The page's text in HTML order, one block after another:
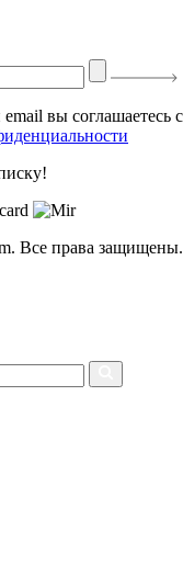
вы соглашаетесь
Все права защищены.